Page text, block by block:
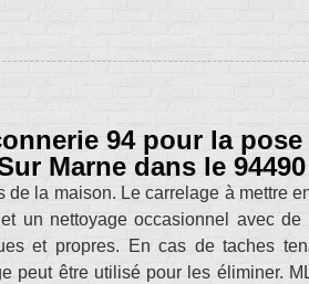
94 pour la
Marne dans le 94490
la maison. Le carrelage à mettre
un nettoyage occasionnel avec
et propres. En cas de taches
peut être utilisé pour les éliminer.